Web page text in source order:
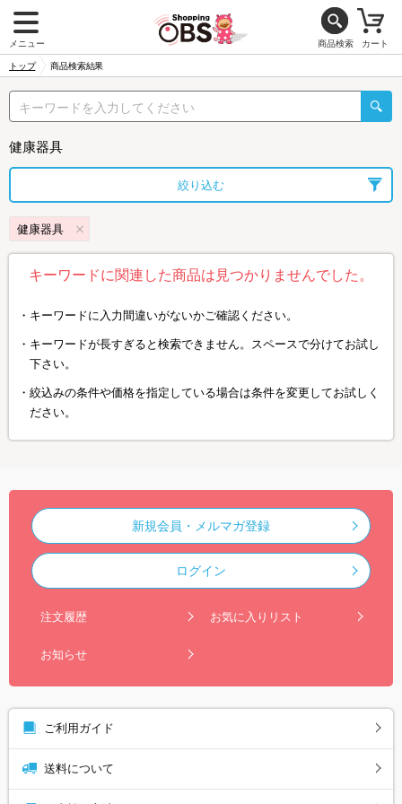
メニュー 商品検索 カート
トップ 商品検索結果
健康器具
絞り込む
健康器具
キーワードに関連した商品は見つかりませんでした。
キーワードに入力間違いがないかご確認ください。
キーワードが長すぎると検索できません。スペースで分けてお試し
下さい。
絞込みの条件や価格を指定している場合は条件を変更してお試しく
ださい。
新規会員・メルマガ登録
ログイン
注文履歴 お気に入りリスト
お知らせ
ご利用ガイド
送料について